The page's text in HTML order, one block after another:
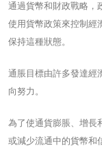
通過貨幣和財政戰略，
使用貨幣政策來控制經
保持這種狀態。
通脹目標由許多發達經
向努力。
為了使通貨膨脹、增長
或減少流通中的貨幣和